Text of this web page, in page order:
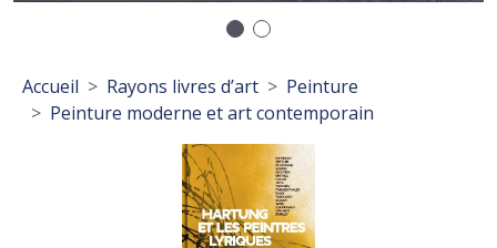
Fil d'Ariane
Accueil Rayons livres d’art
Peinture
Peinture moderne et art contemporain